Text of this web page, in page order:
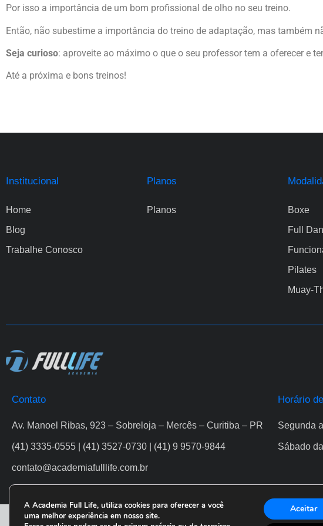
Por isso a importância de um bom profissional de olho no seu treino.
Então, não subestime a importância do treino de adaptação, mas também
Seja curioso: aproveite ao máximo o que o seu professor tem a oferecer e
Até a próxima e bons treinos!
Institucional
Home
Blog
Trabalhe Conosco
Planos
Planos
Boxe
Full
Pilates
Muay-
Contato
Av. Manoel Ribas, 923 – Sobreloja – Mercês – Curitiba – PR
(41) 3335-0555 | (41) 3527-0730 | (41) 9 9570-9844
contato@academiafulllife.com.br
Horário
Segunda
Sábado
FULLLIFE ® 2026.
A Academia Full Life, utiliza cookies para oferecer a você
uma melhor experiência em nosso site.
Aceitar